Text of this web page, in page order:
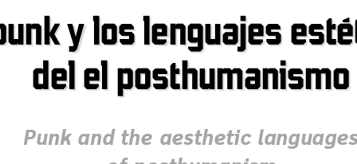
y los lenguajes
y los lenguajes
del el posthumanismo
del el posthumanismo
Punk and the aesthetic